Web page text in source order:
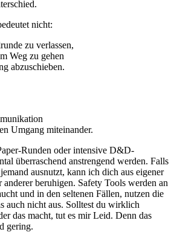
nicht:
zu verlassen,
Weg zu gehen
abzuschieben.
Umgang miteinander.
Runden oder intensive D&D-
überraschend anstrengend werden. Falls
ausnutzt, kann ich dich aus eigener
beruhigen. Safety Tools werden an
und in den seltenen Fällen, nutzen die
auch nicht aus. Solltest du wirklich
das macht, tut es mir Leid. Denn das
gering.